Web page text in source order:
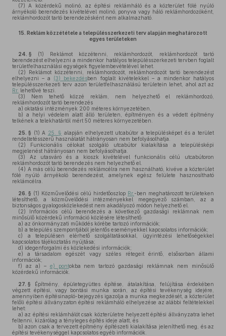
(7) A közérdekű molinó, az építési reklámháló és a közterület fölé nyúló
árnyékoló berendezés kivételével molinó, ponyva vagy háló reklámhordozóként,
reklámhordozót tartó berendezésként nem alkalmazható.
15. Reklám közzététele a településszerkezeti terv alapján meghatározott
egyes területeken
24. § (1) Reklámot közzétenni, reklámhordozót, reklámhordozót tartó
berendezést elhelyezni a mindenkor hatályos településszerkezeti tervben foglalt
területfelhasználási egységek figyelembevételével lehet.
(2) Reklámot közzétenni, reklámhordozót, reklámhordozót tartó berendezést
elhelyezni – a (3) bekezdésben foglalt kivételekkel – a mindenkor hatályos
településszerkezeti terv azon területfelhasználású területein lehet, ahol azt az
Rr. lehetővé teszi.
(3) Nem tehető közzé reklám, nem helyezhető el reklámhordozó,
reklámhordozót tartó berendezés
a) oktatási intézmények 200 méteres környezetében,
b) a helyi védelem alatt álló területen, építményen és a védett építmény
telkének a telekhatártól mért 50 méteres környezetében.
25. § (1) A 25. § alapján elhelyezett utcabútor a településképet és a terület
rendeltetésszerű használatát hátrányosan nem befolyásolhatja.
(2) Funkcionális célokat szolgáló utcabútor kialakítása a településképi
megjelenést hátrányosan nem befolyásolhatja.
(3) Az utasváró és a kioszk kivételével funkcionális célú utcabútoron
reklámhordozót tartó berendezés nem helyezhető el.
(4) A más célú berendezés reklámcélra nem használható, kivéve a közterület
fölé nyúló árnyékoló berendezést, amelynek egész felülete hasznosítható
reklámcélra.
26. § (1) Közművelődési célú hirdetőoszlop Rr.-ben meghatározott területeken
létesíthető, a közművelődési intézményekkel megegyező számban, az a
biztonságos gyalogosközlekedést nem akadályozó módon helyezhető el.
(2) Információs célú berendezés a következő gazdasági reklámnak nem
minősülő közérdekű információ közlésére létesíthető:
a) az önkormányzati működés körébe tartozó információk;
b) a település szempontjából jelentős eseményekkel kapcsolatos információk;
c) a településen elérhető szolgáltatásokkal, ügyintézési lehetőségekkel
kapcsolatos tájékoztatás nyújtása;
d) idegenforgalmi és közlekedési információk;
e) a társadalom egészét vagy széles rétegeit érintő, elsősorban állami
információk;
f) az a) – e) pontokba nem tartozó gazdasági reklámnak nem minősülő
közérdekű információk.
27. § Építmény, épületegyüttes építése, átalakítása, felújítása érdekében
végzett építési, vagy bontási munka során, az építési tevékenység idejére,
amennyiben építésinapló-bejegyzés igazolja a munka megkezdését, a közterület
felőli építési állványzaton építési reklámháló elhelyezése az alábbi feltételekkel
lehet:
a) az építési reklámhálót csak közterületre helyezett építési állványzatra lehet
feltenni, kizárólag a tényleges építés ideje alatt, és
b) azon csak a tervezett építmény építészeti kialakítása jeleníthető meg, és az
építési tevékenységgel kapcsolatos egyéb információk.